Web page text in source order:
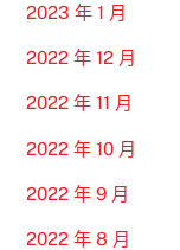
2023 年 1 月
2022 年 12 月
2022 年 11 月
2022 年 10 月
2022 年 9 月
2022 年 8 月